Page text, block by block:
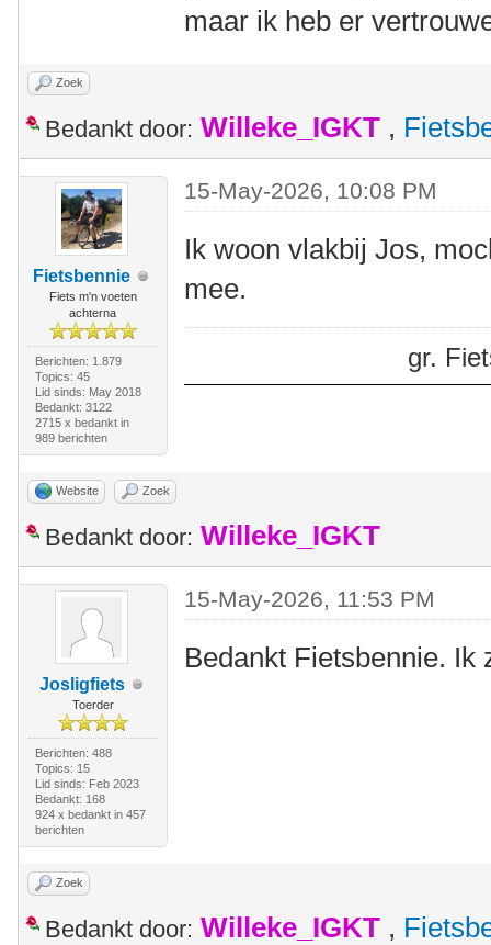
maar ik heb er
Zoek
Bedankt door: Willeke_IGKT ,
Fietsbennie
Fiets m'n voeten
achterna
Berichten: 1.879
Topics: 45
Lid sinds: May 2018
Bedankt: 3122
2715 x bedankt in
989 berichten
15-May-2026, 10:08 PM
Ik woon vlakbij Jos,
mee.
gr.
Website Zoek
Bedankt door: Willeke_IGKT
Josligfiets
Toerder
Berichten: 488
Topics: 15
Lid sinds: Feb 2023
Bedankt: 168
924 x bedankt in 457
berichten
15-May-2026, 11:53 PM
Bedankt Fietsbennie. Ik
Zoek
Bedankt door: Willeke_IGKT ,